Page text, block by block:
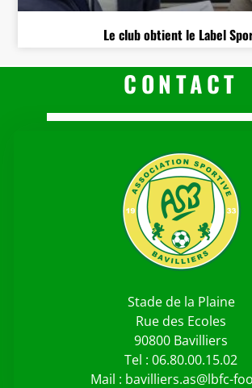
Le club obtient le Label
CONTACT
Stade de la Plaine
Rue des Ecoles
90800 Bavilliers
Tel : 06.80.00.15.02
Mail : bavilliers.as@lbfc-